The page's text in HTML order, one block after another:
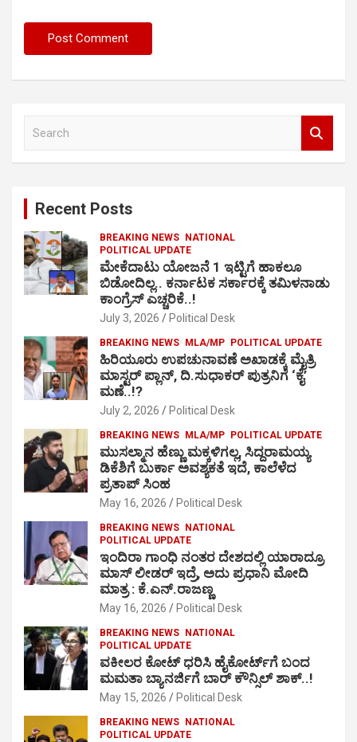
Recent Posts
BREAKING NEWS NATIONAL
POLITICAL UPDATE
ಮೇಕೆದಾಟು ಯೋಜನೆ 1 ಇಟ್ಟಿಗೆ ಹಾಕಲೂ
ಬಿಡೋದಿಲ್ಲ.. ಕರ್ನಾಟಕ ಸರ್ಕಾರಕ್ಕೆ ತಮಿಳನಾಡು
ಕಾಂಗ್ರೆಸ್ ಎಚ್ಚರಿಕೆ..!
July 3, 2026 Political Desk
BREAKING NEWS MLA/MP POLITICAL UPDATE
ಹಿರಿಯೂರು ಉಪಚುನಾವಣೆ ಅಖಾಡಕ್ಕೆ ಮೈತ್ರಿ
ಮಾಸ್ಟರ್ ಪ್ಲಾನ್, ದಿ.ಸುಧಾಕರ್ ಪುತ್ರನಿಗೆ ‘ಕೈ’
ಮಣೆ..!?
July 2, 2026 Political Desk
BREAKING NEWS MLA/MP POLITICAL UPDATE
ಮುಸಲ್ಮಾನ ಹೆಣ್ಣು ಮಕ್ಕಳಿಗಲ್ಲ, ಸಿದ್ದರಾಮಯ್ಯ
ಡಿಕೆಶಿಗೆ ಬುರ್ಕಾ ಅವಶ್ಯಕತೆ ಇದೆ, ಕಾಲೆಳೆದ
ಪ್ರತಾಪ್ ಸಿಂಹ
May 16, 2026 Political Desk
BREAKING NEWS NATIONAL
POLITICAL UPDATE
ಇಂದಿರಾ ಗಾಂಧಿ ನಂತರ ದೇಶದಲ್ಲಿ ಯಾರಾದ್ರೂ
ಮಾಸ್ ಲೀಡರ್ ಇದ್ರೆ, ಅದು ಪ್ರಧಾನಿ ಮೋದಿ
ಮಾತ್ರ : ಕೆ.ಎನ್.ರಾಜಣ್ಣ
May 16, 2026 Political Desk
BREAKING NEWS NATIONAL
POLITICAL UPDATE
ವಕೀಲರ ಕೋಟ್ ಧರಿಸಿ ಹೈಕೋರ್ಟ್​ಗೆ ಬಂದ
ಮಮತಾ ಬ್ಯಾನರ್ಜಿಗೆ ಬಾರ್ ಕೌನ್ಸಿಲ್ ಶಾಕ್..!
May 15, 2026 Political Desk
BREAKING NEWS NATIONAL
POLITICAL UPDATE